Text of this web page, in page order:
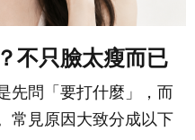
不只臉太瘦而已
先問「要打什麼」，而
常見原因大致分成以下